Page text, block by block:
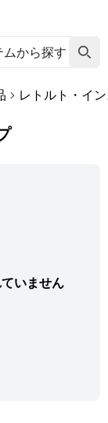
レトルト・イ
いません